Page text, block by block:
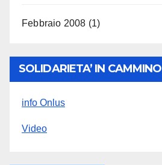
Febbraio 2008 (1)
SOLIDARIETA’ IN CAMMINO
info Onlus
Video